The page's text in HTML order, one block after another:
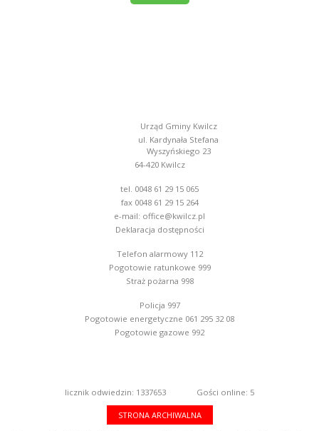
Urząd Gminy Kwilcz
ul. Kardynała Stefana
Wyszyńskiego 23
64-420 Kwilcz
tel. 0048 61 29 15 065
fax 0048 61 29 15 264
e-mail: office@kwilcz.pl
Deklaracja dostępności
Telefon alarmowy 112
Pogotowie ratunkowe 999
Straż pożarna 998
Policja 997
Pogotowie energetyczne 061 295 32 08
Pogotowie gazowe 992
licznik odwiedzin: 1337653 Gości online: 5
STRONA ARCHIWALNA